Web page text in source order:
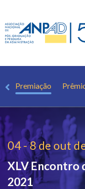
Premiação
04 - 8 de out
XLV Encontro
2021